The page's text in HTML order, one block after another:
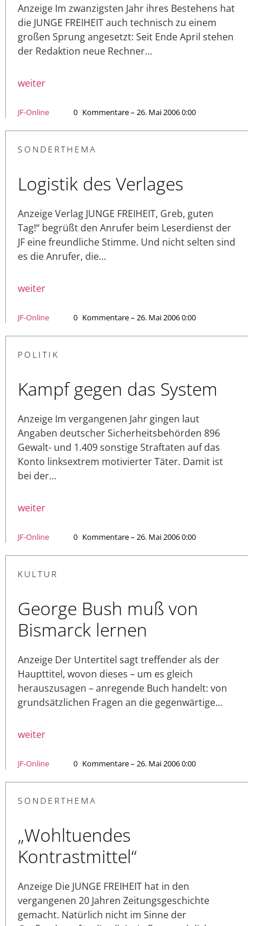
Anzeige Im zwanzigsten Jahr ihres Bestehens hat
die JUNGE FREIHEIT auch technisch zu einem
großen Sprung angesetzt: Seit Ende April stehen
der Redaktion neue Rechner…
weiter
JF-Online 0 Kommentare – 26. Mai 2006 0:00
SONDERTHEMA
Logistik des Verlages
Anzeige Verlag JUNGE FREIHEIT, Greb, guten
Tag!“ begrüßt den Anrufer beim Leserdienst der
JF eine freundliche Stimme. Und nicht selten sind
es die Anrufer, die…
weiter
JF-Online 0 Kommentare – 26. Mai 2006 0:00
POLITIK
Kampf gegen das System
Anzeige Im vergangenen Jahr gingen laut
Angaben deutscher Sicherheitsbehörden 896
Gewalt- und 1.409 sonstige Straftaten auf das
Konto linksextrem motivierter Täter. Damit ist
bei der…
weiter
JF-Online 0 Kommentare – 26. Mai 2006 0:00
KULTUR
George Bush muß von
Bismarck lernen
Anzeige Der Untertitel sagt treffender als der
Haupttitel, wovon dieses – um es gleich
herauszusagen – anregende Buch handelt: von
grundsätzlichen Fragen an die gegenwärtige…
weiter
JF-Online 0 Kommentare – 26. Mai 2006 0:00
SONDERTHEMA
„Wohltuendes
Kontrastmittel“
Anzeige Die JUNGE FREIHEIT hat in den
vergangenen 20 Jahren Zeitungsgeschichte
gemacht. Natürlich nicht im Sinne der